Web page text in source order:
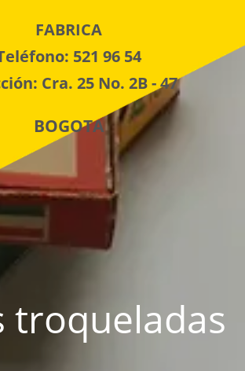
FABRICA
521 96 54
Cra. 25 No. 2B - 47
BOGOTA
troqueladas